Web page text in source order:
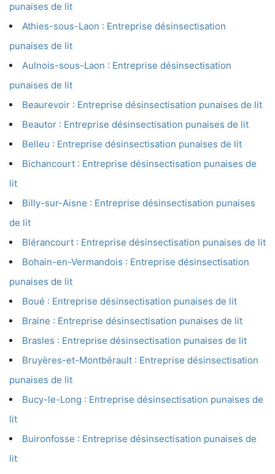
punaises de lit
Athies-sous-Laon : Entreprise désinsectisation
punaises de lit
Aulnois-sous-Laon : Entreprise désinsectisation
punaises de lit
Beaurevoir : Entreprise désinsectisation punaises de lit
Beautor : Entreprise désinsectisation punaises de lit
Belleu : Entreprise désinsectisation punaises de lit
Bichancourt : Entreprise désinsectisation punaises de
lit
Billy-sur-Aisne : Entreprise désinsectisation punaises
de lit
Blérancourt : Entreprise désinsectisation punaises de lit
Bohain-en-Vermandois : Entreprise désinsectisation
punaises de lit
Boué : Entreprise désinsectisation punaises de lit
Braine : Entreprise désinsectisation punaises de lit
Brasles : Entreprise désinsectisation punaises de lit
Bruyères-et-Montbérault : Entreprise désinsectisation
punaises de lit
Bucy-le-Long : Entreprise désinsectisation punaises de
lit
Buironfosse : Entreprise désinsectisation punaises de
lit